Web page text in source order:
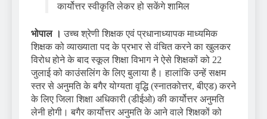
कार्योत्तर स्वीकृति लेकर हो सकेंगे शामिल
भोपाल ।उच्च श्रेणी शिक्षक एवं प्रधानाध्यापक माध्यमिक
शिक्षक को व्याख्याता पद के प्रभार से वंचित करने का खुलकर
विरोध होने के बाद स्कूल शिक्षा विभाग ने ऐसे शिक्षकों को 22
जुलाई को काउंसलिंग के लिए बुलाया है। हालांकि उन्हें सक्षम
स्तर से अनुमति के बगैर योग्यता वृद्धि (स्नातकोत्तर, बीएड) करने
के लिए जिला शिक्षा अधिकारी (डीईओ) की कार्योत्तर अनुमति
लेनी होगी। बगैर कार्योत्तर अनुमति के आने वाले शिक्षकों को